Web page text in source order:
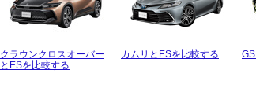
クラウンクロスオーバー
とESを比較する
カムリとESを比較する